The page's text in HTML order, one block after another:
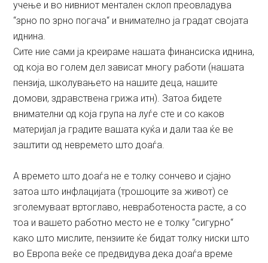
учење и во нивниот ментален склоп преовладува
“зрно по зрно погача“ и внимателно ја градат својата
иднина.
Сите ние сами ја креираме нашата финансиска иднина,
од која во голем дел зависат многу работи (нашата
пензија, школувањето на нашите деца, нашите
домови, здравствена грижа итн). Затоа бидете
внимателни од која група на луѓе сте и со каков
материјал ја градите вашата куќа и дали таа ќе ве
заштити од невремето што доаѓа.
А времето што доаѓа не е толку сончево и сјајно
затоа што инфлацијата (трошоците за живот) се
зголемуваат вртоглаво, невработеноста расте, а со
тоа и вашето работно место не е толку “сигурно“
како што мислите, пензиите ќе бидат толку ниски што
во Европа веќе се предвидува дека доаѓа време